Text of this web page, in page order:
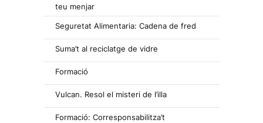
teu menjar
Seguretat Alimentaria: Cadena de fred
Suma’t al reciclatge de vidre
Formació
Vulcan. Resol el misteri de l’illa
Formació: Corresponsabilitza’t